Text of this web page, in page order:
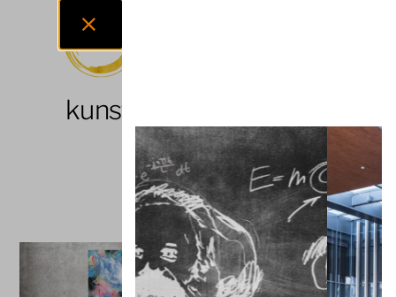
kunst-trifft-mittelstand
In